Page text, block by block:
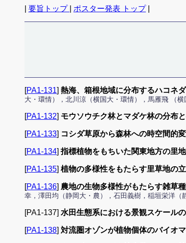
要旨トップ ポスター発表 トップ|
[PA1-131] 熱海、箱根地域に分布するハコネ
大・環情），北川涼（横国大・環情），馬雁飛
[PA1-132] モウソウチク林とマダケ林の分布
[PA1-133] コシダ草原から森林への時空間的
[PA1-134]指標植物をもちいた関東地方の里
[PA1-135] 植物の多様性をもたらす里草地の
[PA1-136] 農地の生物多様性がもたらす雑草
幸，澤田均（静岡大・農），石田義樹，稲垣栄洋（
[PA1-137] 水田生態系における景観スケール
[PA1-138] 対流圏オゾンが植物個体のバイオ